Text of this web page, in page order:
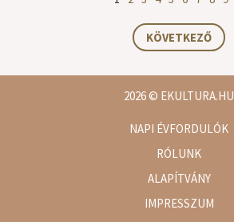
KÖVETKEZŐ
2026© EKULTURA.HU
NAPI ÉVFORDULÓK
RÓLUNK
ALAPÍTVÁNY
IMPRESSZUM